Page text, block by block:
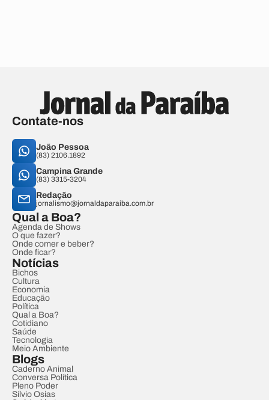
Contate-nos
João Pessoa
(83) 2106.1892
Campina Grande
(83) 3315-3204
Redação
jornalismo@jornaldaparaiba.com.br
Qual a Boa?
Agenda de Shows
O que fazer?
Onde comer e beber?
Onde ficar?
Notícias
Bichos
Cultura
Economia
Educação
Política
Qual a Boa?
Cotidiano
Saúde
Tecnologia
Meio Ambiente
Blogs
Caderno Animal
Conversa Política
Pleno Poder
Sílvio Osias